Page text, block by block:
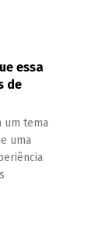
essa
de
um tema
uma